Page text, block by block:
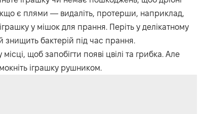
є плями — видаліть, протерши, наприклад,
у мішок для прання. Періть у делікатному
знищить бактерій під час прання.
щоб запобігти появі цвілі та грибка. Але
іграшку рушником.